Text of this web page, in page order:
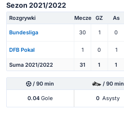
Sezon 2021/2022
Rozgrywki Mecze GZ As
Bundesliga 30 1 0
DFB Pokal 1 0 1
Suma 2021/2022 31 1 1
/ 90 min / 90 min
0.04 Gole 0 Asysty